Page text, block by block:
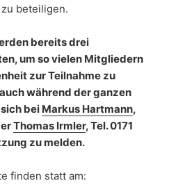
beteiligen.
bereits drei
um so vielen Mitgliedern
zur Teilnahme zu
während der ganzen
bei Markus Hartmann,
Thomas Irmler, Tel. 0171
zu melden.
finden statt am: